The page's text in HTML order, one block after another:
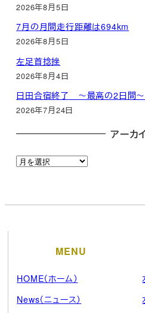
2026年8月5日
7月の月間走行距離は694km
2026年8月5日
左足首捻挫
2026年8月4日
日田合宿終了 ～最高の2日間～
2026年7月24日
アーカ
ア
イ
MENU
HOME（ホーム）
News（ニュース）